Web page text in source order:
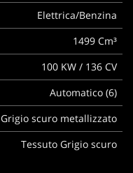
Elettrica/Benzina
1499 Cm³
100 KW / 136 CV
Automatico (6)
Grigio scuro metallizzato
Tessuto Grigio scuro